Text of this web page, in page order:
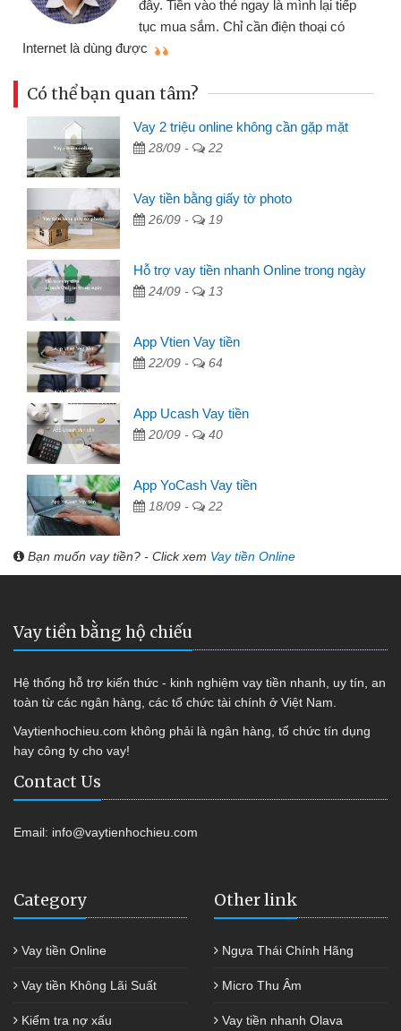
đây. Tiền vào thẻ ngay là mình lại tiếp
tục mua sắm. Chỉ cần điện thoại có
Internet là dùng được
Có thể bạn quan tâm?
Vay 2 triệu online không cần gặp mặt
28/09 - 22
Vay tiền bằng giấy tờ photo
26/09 - 19
Hỗ trợ vay tiền nhanh Online trong ngày
24/09 - 13
App Vtien Vay tiền
22/09 - 64
App Ucash Vay tiền
20/09 - 40
App YoCash Vay tiền
18/09 - 22
Bạn muốn vay tiền? - Click xem Vay tiền Online
Vay tiền bằng hộ chiếu
Hệ thống hỗ trợ kiến thức - kinh nghiệm vay tiền nhanh, uy tín, an
toàn từ các ngân hàng, các tổ chức tài chính ở Việt Nam.
Vaytienhochieu.com không phải là ngân hàng, tổ chức tín dụng
hay công ty cho vay!
Contact Us
Email: info@vaytienhochieu.com
Category
Vay tiền Online
Vay tiền Không Lãi Suất
Kiểm tra nợ xấu
Other link
Ngựa Thái Chính Hãng
Micro Thu Âm
Vay tiền nhanh Olava